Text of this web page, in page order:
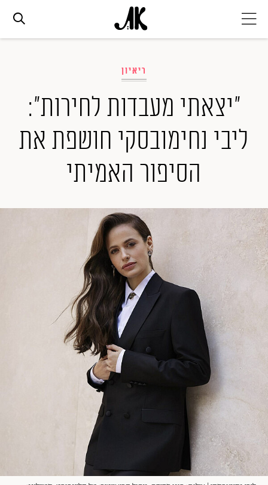
אופנה
ביוטי
סלבס
ערוצים נוספים
המגזין
תרבות ופנאי
הפקות אופנה
עיצוב
בריאות
קריירה
יחסים
משפחה
אודות
מי אנחנו
תנאי שימוש
מדיניות פרטיות
הצהרת נגישות
שירות לקוחות למנויים
כתבו לנו
Designed, Developed and Powered by
RGB Media
ריאיון
"יצאתי מעבדות לחירות":
ליבי נחימובסקי חושפת את
הסיפור האמיתי